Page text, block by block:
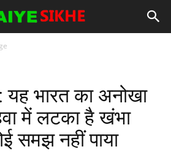
यह भारत का अनोखा
में लटका है खंभा
नहीं पाया